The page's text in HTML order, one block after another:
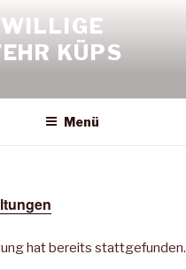
KÜPS
Menü
hat bereits stattgefunden.